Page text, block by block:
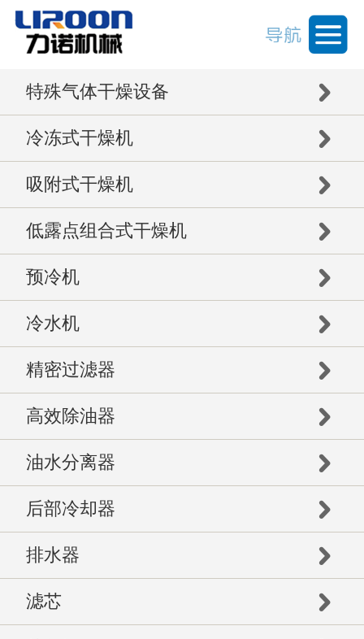
特殊气体干燥设备
冷冻式干燥机
吸附式干燥机
低露点组合式干燥机
预冷机
冷水机
精密过滤器
高效除油器
油水分离器
后部冷却器
排水器
滤芯